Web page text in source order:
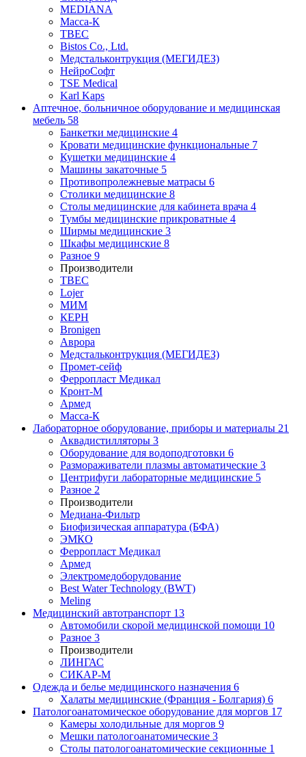
MEDIANA
Масса-К
ТВЕС
Bistos Co., Ltd.
Медстальконтрукция (МЕГИДЕЗ)
НейроСофт
TSE Medical
Karl Kaps
Аптечное, больничное оборудование и медицинская
мебель 58
Банкетки медицинские 4
Кровати медицинские функциональные 7
Кушетки медицинские 4
Машины закаточные 5
Противопролежневые матрасы 6
Столики медицинские 8
Столы медицинские для кабинета врача 4
Тумбы медицинские прикроватные 4
Ширмы медицинские 3
Шкафы медицинские 8
Разное 9
Производители
ТВЕС
Lojer
МИМ
КЕРН
Bronigen
Аврора
Медстальконтрукция (МЕГИДЕЗ)
Промет-сейф
Ферропласт Медикал
Кронт-М
Армед
Масса-К
Лабораторное оборудование, приборы и материалы 21
Аквадистилляторы 3
Оборудование для водоподготовки 6
Размораживатели плазмы автоматические 3
Центрифуги лабораторные медицинские 5
Разное 2
Производители
Медиана-Фильтр
Биофизическая аппаратура (БФА)
ЭМКО
Ферропласт Медикал
Армед
Электромедоборудование
Best Water Technology (BWT)
Meling
Медицинский автотранспорт 13
Автомобили скорой медицинской помощи 10
Разное 3
Производители
ЛИНГАС
СИКАР-М
Одежда и белье медицинского назначения 6
Халаты медицинские (Франция - Болгария) 6
Патологоанатомическое оборудование для моргов 17
Камеры холодильные для моргов 9
Мешки патологоанатомические 3
Столы патологоанатомические секционные 1